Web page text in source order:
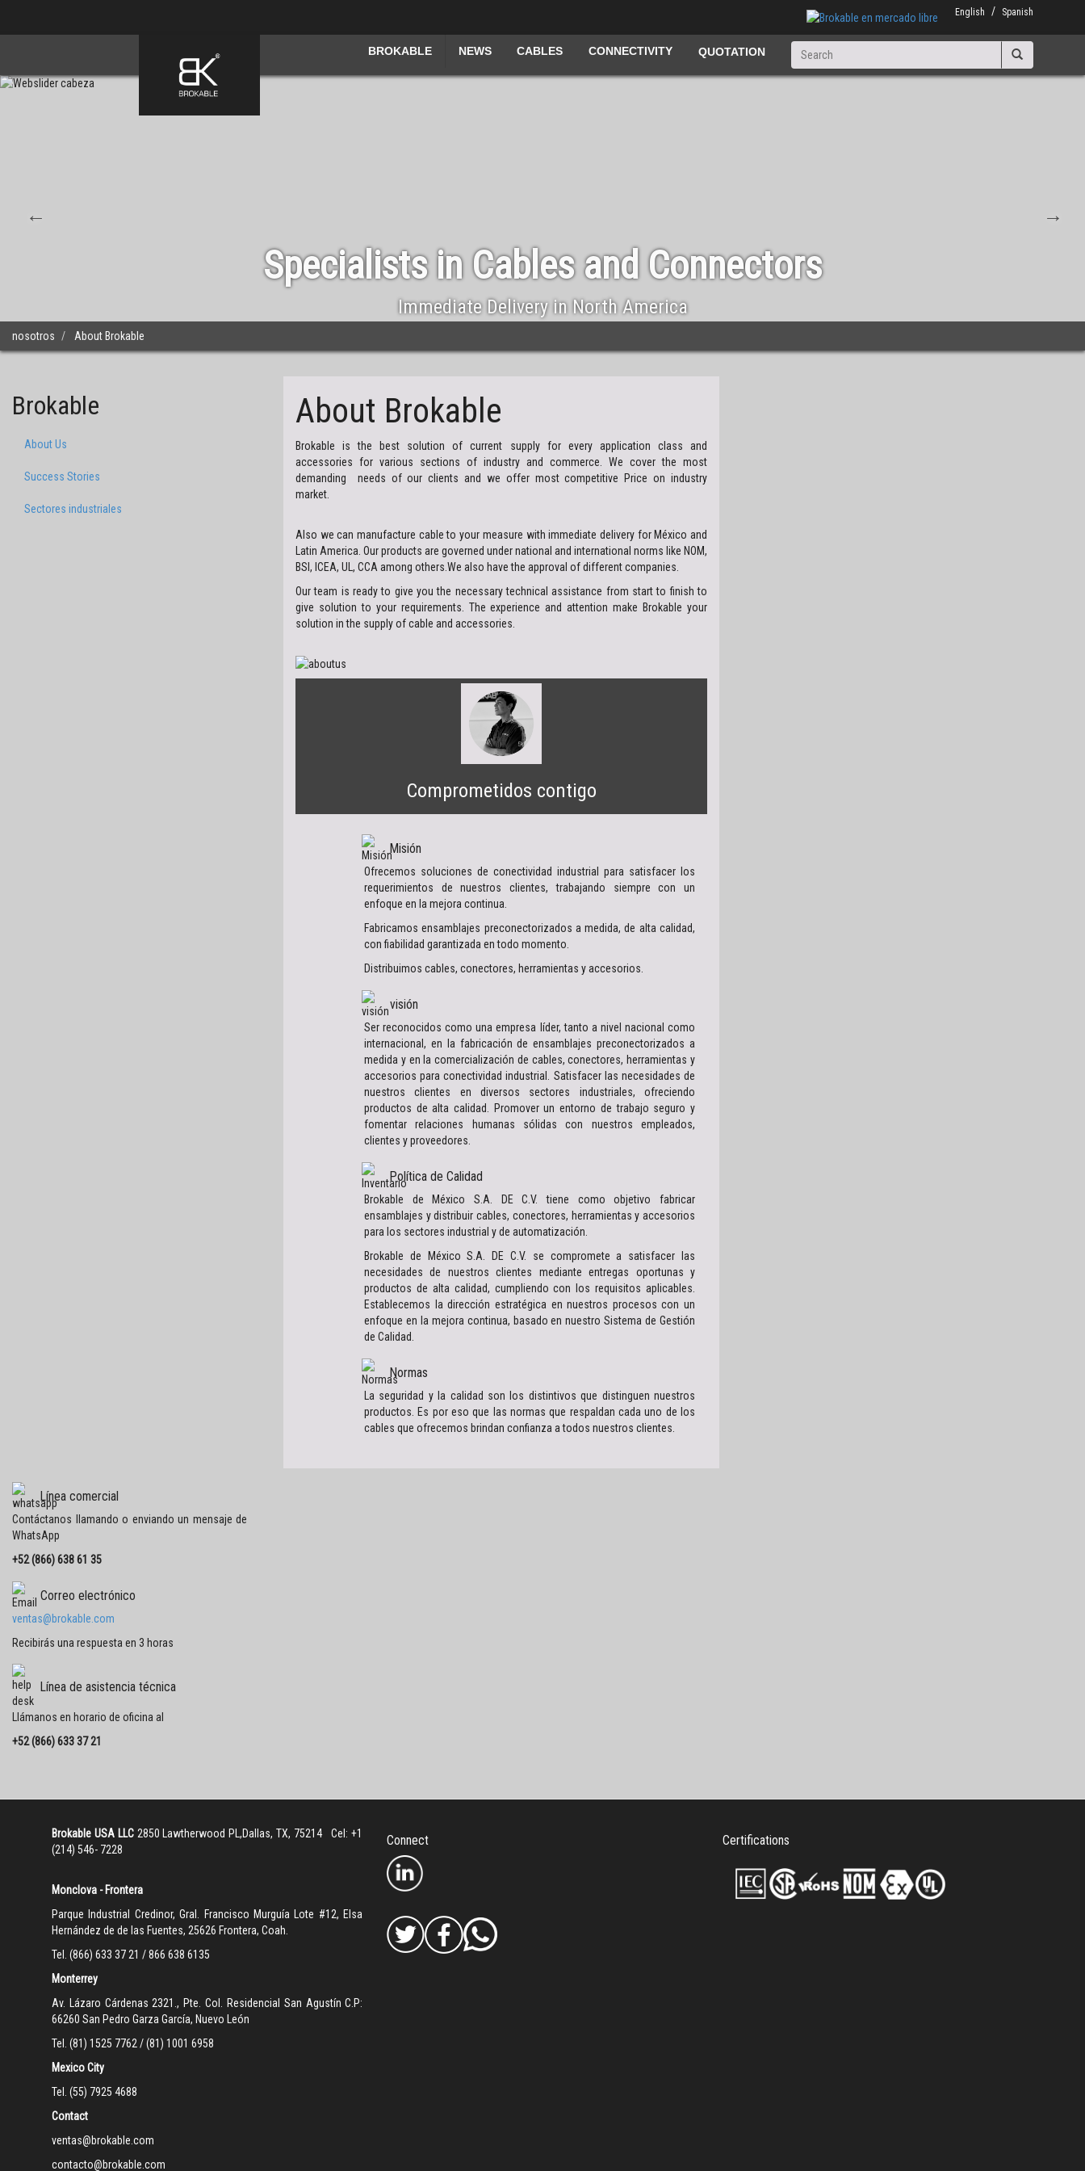
English Spanish
BROKABLE NEWS CABLES CONNECTIVITY QUOTATION Search Search
Specialists in Cables and Connectors
Immediate Delivery in North America
nosotros About Brokable
Brokable
About Us
Success Stories
Sectores industriales
About Brokable
Brokable is the best solution of current supply for every application class and
accessories for various sections of industry and commerce. We cover the most
demanding needs of our clients and we offer most competitive Price on industry
market.
Also we can manufacture cable to your measure with immediate delivery for México and
Latin America. Our products are governed under national and international norms like NOM,
BSI, ICEA, UL, CCA among others.We also have the approval of different companies.
Our team is ready to give you the necessary technical assistance from start to finish to
give solution to your requirements. The experience and attention make Brokable your
solution in the supply of cable and accessories.
Comprometidos contigo
Misión
Ofrecemos soluciones de conectividad industrial para satisfacer los
requerimientos de nuestros clientes, trabajando siempre con un
enfoque en la mejora continua.
Fabricamos ensamblajes preconectorizados a medida, de alta calidad,
con fiabilidad garantizada en todo momento.
Distribuimos cables, conectores, herramientas y accesorios.
visión
Ser reconocidos como una empresa líder, tanto a nivel nacional como
internacional, en la fabricación de ensamblajes preconectorizados a
medida y en la comercialización de cables, conectores, herramientas y
accesorios para conectividad industrial. Satisfacer las necesidades de
nuestros clientes en diversos sectores industriales, ofreciendo
productos de alta calidad. Promover un entorno de trabajo seguro y
fomentar relaciones humanas sólidas con nuestros empleados,
clientes y proveedores.
Política de Calidad
Brokable de México S.A. DE C.V. tiene como objetivo fabricar
ensamblajes y distribuir cables, conectores, herramientas y accesorios
para los sectores industrial y de automatización.
Brokable de México S.A. DE C.V. se compromete a satisfacer las
necesidades de nuestros clientes mediante entregas oportunas y
productos de alta calidad, cumpliendo con los requisitos aplicables.
Establecemos la dirección estratégica en nuestros procesos con un
enfoque en la mejora continua, basado en nuestro Sistema de Gestión
de Calidad.
Normas
La seguridad y la calidad son los distintivos que distinguen nuestros
productos. Es por eso que las normas que respaldan cada uno de los
cables que ofrecemos brindan confianza a todos nuestros clientes.
Línea comercial
Contáctanos llamando o enviando un mensaje de
WhatsApp
+52 (866) 638 61 35
Correo electrónico
ventas@brokable.com
Recibirás una respuesta en 3 horas
Línea de asistencia técnica
Llámanos en horario de oficina al
+52 (866) 633 37 21
Brokable USA LLC2850 Lawtherwood PL,Dallas, TX, 75214 Cel: +1
(214) 546- 7228
Monclova - Frontera
Parque Industrial Credinor, Gral. Francisco Murguía Lote #12, Elsa
Hernández de de las Fuentes, 25626 Frontera, Coah.
Tel. (866) 633 37 21 / 866 638 6135
Monterrey
Av. Lázaro Cárdenas 2321., Pte. Col. Residencial San Agustín C.P:
66260 San Pedro Garza García, Nuevo León
Tel. (81) 1525 7762 / (81) 1001 6958
Mexico City
Tel. (55) 7925 4688
Contact
ventas@brokable.com
contacto@brokable.com
Connect Certifications